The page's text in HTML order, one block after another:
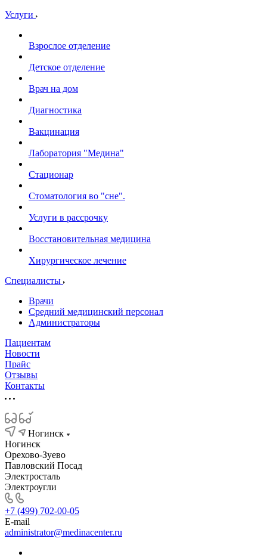
Услуги
Взрослое отделение
Детское отделение
Врач на дом
Диагностика
Вакцинация
Лаборатория "Медина"
Стационар
Стоматология во "сне".
Услуги в рассрочку
Восстановительная медицина
Хирургическое лечение
Специалисты
Врачи
Средний медицинский персонал
Администраторы
Пациентам
Новости
Прайс
Отзывы
Контакты
Ногинск
Ногинск
Орехово-Зуево
Павловский Посад
Электросталь
Электроугли
+7 (499) 702-00-05
E-mail
administrator@medinacenter.ru